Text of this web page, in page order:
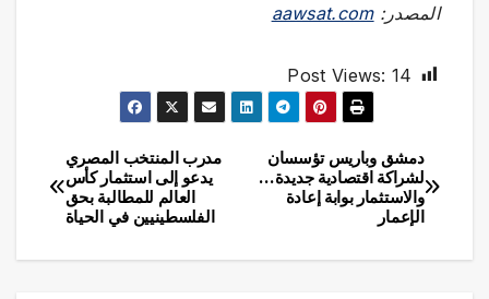
المصدر:aawsat.com
Post Views: 14
تصفّح
المقالات
مدرب المنتخب المصري
يدعو إلى استثمار كأس
العالم للمطالبة بحق
الفلسطينيين في الحياة
دمشق وباريس تؤسسان
لشراكة اقتصادية جديدة…
والاستثمار بوابة إعادة
الإعمار